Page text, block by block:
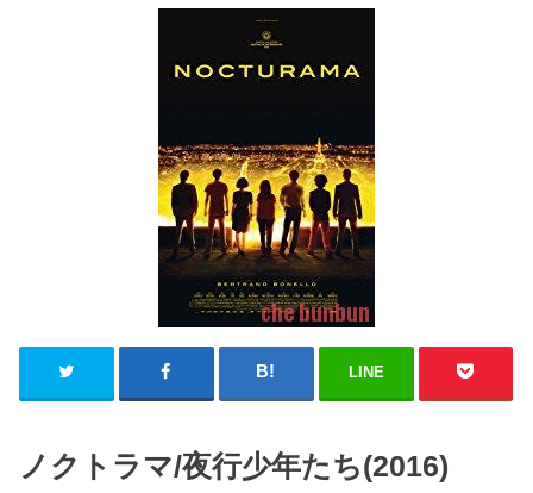
LINE
ノクトラマ/夜行少年たち(2016)